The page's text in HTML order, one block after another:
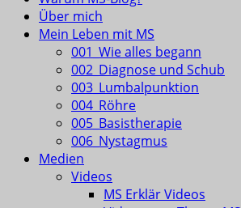
Über mich
Mein Leben mit MS
001_Wie alles begann
002_Diagnose und Schub
003_Lumbalpunktion
004_Röhre
005_Basistherapie
006_Nystagmus
Medien
Videos
MS Erklär Videos